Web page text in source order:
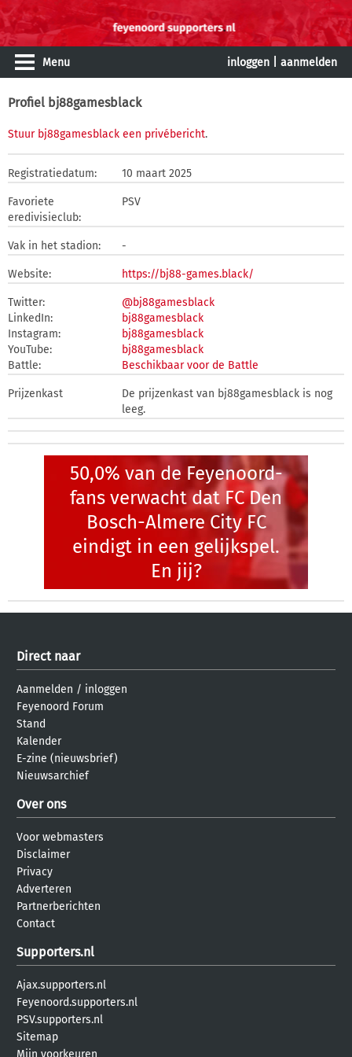
Menu inloggen aanmelden
Profiel bj88gamesblack
Stuur bj88gamesblack een privébericht.
Registratiedatum: 10 maart 2025
Favoriete
eredivisieclub:
PSV
Vak in het stadion: -
Website: https://bj88-games.black/
Twitter:
@bj88gamesblack
LinkedIn:
bj88gamesblack
Instagram:
bj88gamesblack
YouTube:
bj88gamesblack
Battle:
Beschikbaar voor de Battle
Prijzenkast
De prijzenkast van bj88gamesblack is nog
leeg.
50,0% van de Feyenoord-
fans verwacht dat FC Den
Bosch-Almere City FC
eindigt in een gelijkspel.
En jij?
Direct naar
Aanmelden / inloggen
Feyenoord Forum
Stand
Kalender
E-zine (nieuwsbrief)
Nieuwsarchief
Over ons
Voor webmasters
Disclaimer
Privacy
Adverteren
Partnerberichten
Contact
Supporters.nl
Ajax.supporters.nl
Feyenoord.supporters.nl
PSV.supporters.nl
Sitemap
Mijn voorkeuren